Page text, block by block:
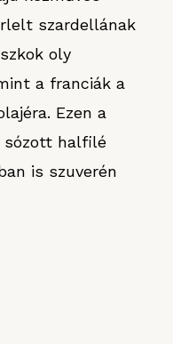
szardellának
oly
a franciák a
Ezen a
sózott halfilé
is szuverén